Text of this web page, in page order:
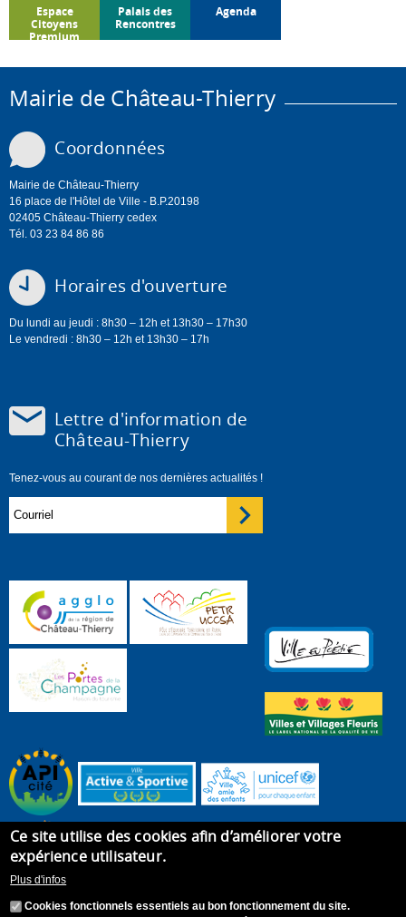
Espace
Citoyens
Premium
Palais des
Rencontres
Agenda
Mairie de Château-Thierry
Coordonnées
Mairie de Château-Thierry
16 place de l'Hôtel de Ville - B.P.20198
02405 Château-Thierry cedex
Tél. 03 23 84 86 86
Horaires d'ouverture
Du lundi au jeudi : 8h30 – 12h et 13h30 – 17h30
Le vendredi : 8h30 – 12h et 13h30 – 17h
Lettre d'information de
Château-Thierry
Tenez-vous au courant de nos dernières actualités !
Ce site utilise des cookies afin d’améliorer votre
expérience utilisateur.
Plus d'infos
Cookies fonctionnels essentiels au bon fonctionnement du site.